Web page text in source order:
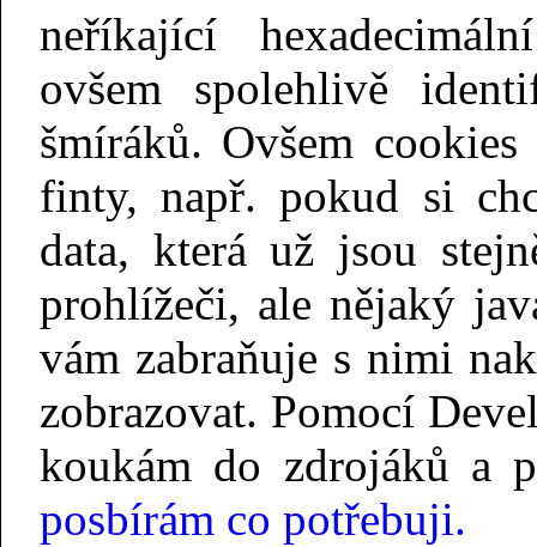
neříkající
ovšem spolehlivě
šmíráků. Ovšem
finty, např. pokud si
data, která už jsou
prohlížeči, ale nějaký
vám zabraňuje s nimi
zobrazovat. Pomocí
koukám do zdrojáků a
posbírám co potřebuji.